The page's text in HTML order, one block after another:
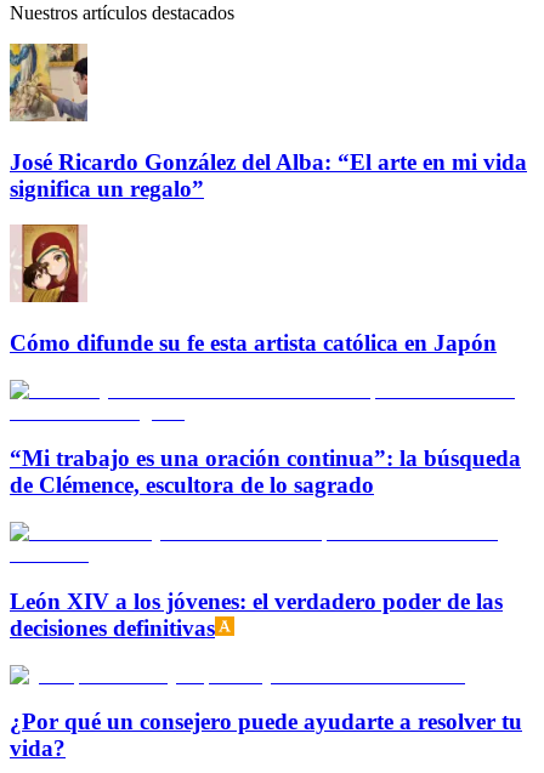
Nuestros artículos destacados
José Ricardo González del Alba: “El arte en mi vida
significa un regalo”
Cómo difunde su fe esta artista católica en Japón
“Mi trabajo es una oración continua”: la búsqueda
de Clémence, escultora de lo sagrado
León XIV a los jóvenes: el verdadero poder de las
decisiones definitivas
¿Por qué un consejero puede ayudarte a resolver tu
vida?